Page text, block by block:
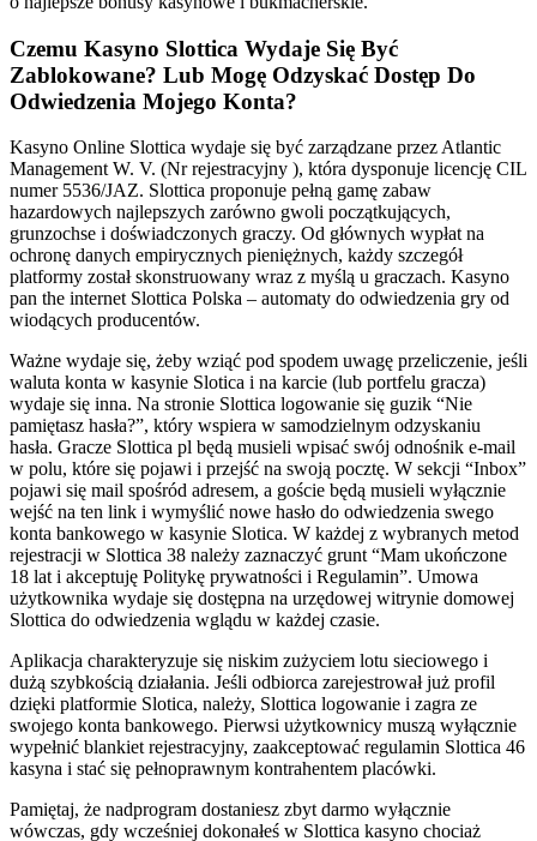
Czemu Kasyno Slottica Wydaje Się Być
Zablokowane? Lub Mogę Odzyskać Dostęp Do
Odwiedzenia Mojego Konta?
Kasyno Online Slottica wydaje się być zarządzane przez Atlantic
Management W. V. (Nr rejestracyjny ), która dysponuje licencję CIL
numer 5536/JAZ. Slottica proponuje pełną gamę zabaw
hazardowych najlepszych zarówno gwoli początkujących,
grunzochse i doświadczonych graczy. Od głównych wypłat na
ochronę danych empirycznych pieniężnych, każdy szczegół
platformy został skonstruowany wraz z myślą u graczach. Kasyno
pan the internet Slottica Polska – automaty do odwiedzenia gry od
wiodących producentów.
Ważne wydaje się, żeby wziąć pod spodem uwagę przeliczenie, jeśli
waluta konta w kasynie Slotica i na karcie (lub portfelu gracza)
wydaje się inna. Na stronie Slottica logowanie się guzik “Nie
pamiętasz hasła?”, który wspiera w samodzielnym odzyskaniu
hasła. Gracze Slottica pl będą musieli wpisać swój odnośnik e-mail
w polu, które się pojawi i przejść na swoją pocztę. W sekcji “Inbox”
pojawi się mail spośród adresem, a goście będą musieli wyłącznie
wejść na ten link i wymyślić nowe hasło do odwiedzenia swego
konta bankowego w kasynie Slotica. W każdej z wybranych metod
rejestracji w Slottica 38 należy zaznaczyć grunt “Mam ukończone
18 lat i akceptuję Politykę prywatności i Regulamin”. Umowa
użytkownika wydaje się dostępna na urzędowej witrynie domowej
Slottica do odwiedzenia wglądu w każdej czasie.
Aplikacja charakteryzuje się niskim zużyciem lotu sieciowego i
dużą szybkością działania. Jeśli odbiorca zarejestrował już profil
dzięki platformie Slotica, należy, Slottica logowanie i zagra ze
swojego konta bankowego. Pierwsi użytkownicy muszą wyłącznie
wypełnić blankiet rejestracyjny, zaakceptować regulamin Slottica 46
kasyna i stać się pełnoprawnym kontrahentem placówki.
Pamiętaj, że nadprogram dostaniesz zbyt darmo wyłącznie
wówczas, gdy wcześniej dokonałeś w Slottica kasyno chociaż